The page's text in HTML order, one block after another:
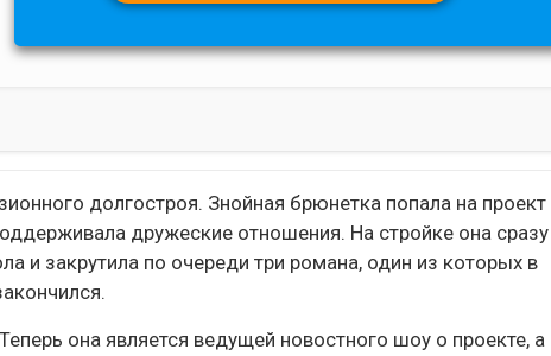
долгостроя. Знойная брюнетка попала на проект
дружеские отношения. На стройке она сразу
и закрутила по очереди три романа, один из которых в
она является ведущей новостного шоу о проекте, а